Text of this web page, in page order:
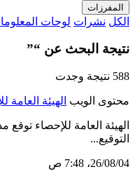
المفرزات
الكل نشرات لوحات
نتيجة البحث عن “”
588 نتيجة وجدت
محتوى الويب الهيئة
الهيئة العامة للإحصاء
التوقيع...
04‏/08‏/26، 7:48 ص